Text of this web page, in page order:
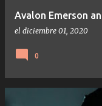
Avalon Emerson
el diciembre 01, 2020
0